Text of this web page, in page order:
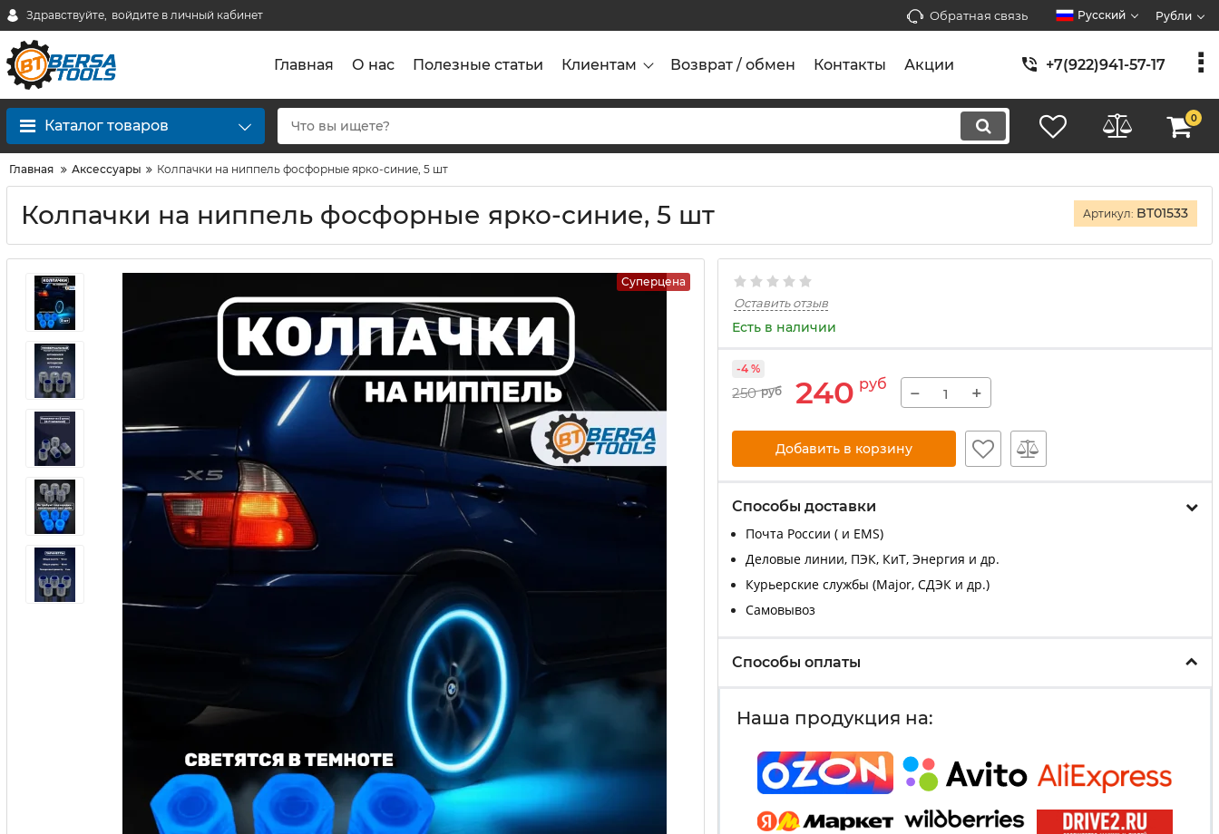
Здравствуйте, войдите в личный кабинет Обратная связь Русский Рубли
Главная О нас Полезные статьи Клиентам Возврат / обмен Контакты Акции +7(922)941-57-17
Каталог товаров 0
Главная Аксессуары Колпачки на ниппель фосфорные ярко-синие, 5 шт
Колпачки на ниппель фосфорные ярко-синие, 5 шт Артикул: BT01533
Суперцена
Оставить отзыв
Есть в наличии
250 руб 240 руб
-4 %
− +
Добавить в корзину
Способы доставки
Почта России ( и EMS)
Деловые линии, ПЭК, КиТ, Энергия и др.
Курьерские службы (Major, СДЭК и др.)
Самовывоз
Способы оплаты
Наша продукция на: